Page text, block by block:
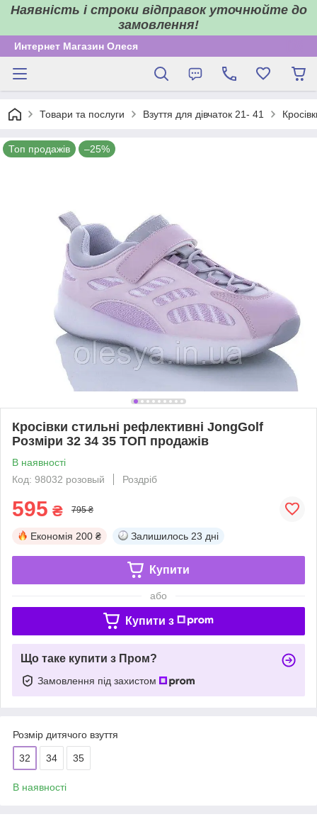
Наявність і строки відправок уточнюйте до
замовлення!
Интернет Магазин Олеся
Товари та послуги Взуття для дівчаток 21- 41
Топ продажів –25%
Кросівки стильні рефлективні JongGolf
Розміри 32 34 35 ТОП продажів
В наявності
Код: 98032 розовый
Роздріб
595 ₴ 795 ₴
Економія 200 ₴ Залишилось 23 дні
Купити
або
Купити з
Що таке купити з Пром?
Замовлення під захистом
Розмір дитячого взуття
32 34 35
В наявності